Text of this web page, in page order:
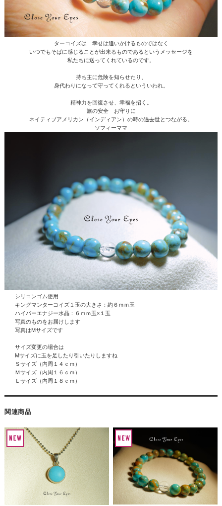
ターコイズは 幸せは追いかけるものではなく
いつでもそばに感じることが出来るものであるというメッセージを
私たちに送ってくれているのです。
持ち主に危険を知らせたり、
身代わりになって守ってくれるといういわれ。
精神力を回復させ、幸福を招く。
旅の安全 お守りに
ネイティブアメリカン（インディアン）の時の過去世とつながる。
ソフィーママ
シリコンゴム使用
キングマンターコイズ１玉の大きさ：約６ｍｍ玉
ハイパーエナジー水晶 ：６ｍｍ玉×１玉
写真のものをお届けします
写真はMサイズです
サイズ変更の場合は
Mサイズに玉を足したり引いたりしますね
Ｓサイズ（内周１４ｃｍ）
Ｍサイズ（内周１６ｃｍ）
Ｌサイズ（内周１８ｃｍ）
関連商品